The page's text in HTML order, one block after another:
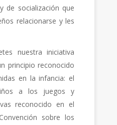
de socialización que
relacionarse y les
nuestra iniciativa
principio reconocido
en la infancia: el
a los juegos y
reconocido en el
sobre los